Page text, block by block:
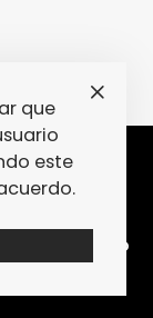
DE PRIVACIDAD
que
este